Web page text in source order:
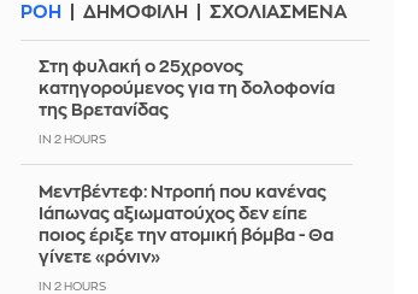
ΡΟΗ ΔΗΜΟΦΙΛΗ ΣΧΟΛΙΑΣΜΕΝΑ
Στη φυλακή ο 25χρονος
κατηγορούμενος για τη δολοφονία
της Βρετανίδας
IN 2 HOURS
Μεντβέντεφ: Ντροπή που κανένας
Ιάπωνας αξιωματούχος δεν είπε
ποιος έριξε την ατομική βόμβα - Θα
γίνετε «ρόνιν»
IN 2 HOURS